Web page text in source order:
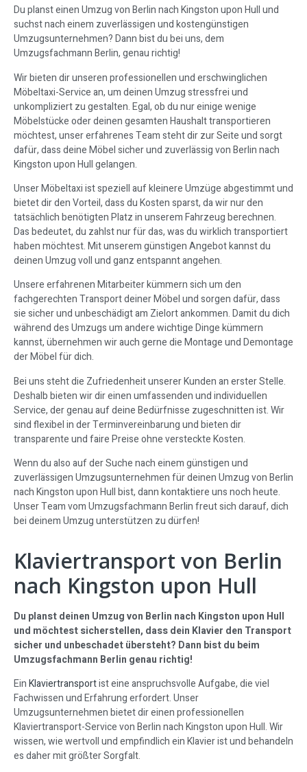
Du planst einen Umzug von Berlin nach Kingston upon Hull und
suchst nach einem zuverlässigen und kostengünstigen
Umzugsunternehmen? Dann bist du bei uns, dem
Umzugsfachmann Berlin, genau richtig!
Wir bieten dir unseren professionellen und erschwinglichen
Möbeltaxi-Service an, um deinen Umzug stressfrei und
unkompliziert zu gestalten. Egal, ob du nur einige wenige
Möbelstücke oder deinen gesamten Haushalt transportieren
möchtest, unser erfahrenes Team steht dir zur Seite und sorgt
dafür, dass deine Möbel sicher und zuverlässig von Berlin nach
Kingston upon Hull gelangen.
Unser Möbeltaxi ist speziell auf kleinere Umzüge abgestimmt und
bietet dir den Vorteil, dass du Kosten sparst, da wir nur den
tatsächlich benötigten Platz in unserem Fahrzeug berechnen.
Das bedeutet, du zahlst nur für das, was du wirklich transportiert
haben möchtest. Mit unserem günstigen Angebot kannst du
deinen Umzug voll und ganz entspannt angehen.
Unsere erfahrenen Mitarbeiter kümmern sich um den
fachgerechten Transport deiner Möbel und sorgen dafür, dass
sie sicher und unbeschädigt am Zielort ankommen. Damit du dich
während des Umzugs um andere wichtige Dinge kümmern
kannst, übernehmen wir auch gerne die Montage und Demontage
der Möbel für dich.
Bei uns steht die Zufriedenheit unserer Kunden an erster Stelle.
Deshalb bieten wir dir einen umfassenden und individuellen
Service, der genau auf deine Bedürfnisse zugeschnitten ist. Wir
sind flexibel in der Terminvereinbarung und bieten dir
transparente und faire Preise ohne versteckte Kosten.
Wenn du also auf der Suche nach einem günstigen und
zuverlässigen Umzugsunternehmen für deinen Umzug von Berlin
nach Kingston upon Hull bist, dann kontaktiere uns noch heute.
Unser Team vom Umzugsfachmann Berlin freut sich darauf, dich
bei deinem Umzug unterstützen zu dürfen!
Klaviertransport von Berlin
nach Kingston upon Hull
Du planst deinen Umzug von Berlin nach Kingston upon Hull
und möchtest sicherstellen, dass dein Klavier den Transport
sicher und unbeschadet übersteht? Dann bist du beim
Umzugsfachmann Berlin genau richtig!
EinKlaviertransportist eine anspruchsvolle Aufgabe, die viel
Fachwissen und Erfahrung erfordert. Unser
Umzugsunternehmen bietet dir einen professionellen
Klaviertransport-Service von Berlin nach Kingston upon Hull. Wir
wissen, wie wertvoll und empfindlich ein Klavier ist und behandeln
es daher mit größter Sorgfalt.